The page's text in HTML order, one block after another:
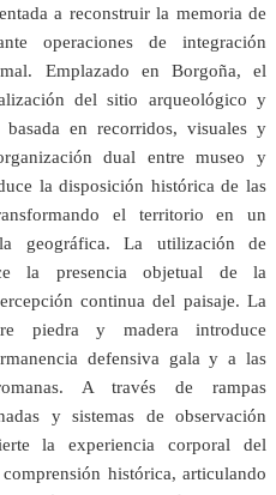
a reconstruir la memoria de
operaciones de integración
Emplazado en Borgoña, el
del sitio arqueológico y
en recorridos, visuales y
dual entre museo y
la disposición histórica de las
el territorio en un
geográfica. La utilización de
la presencia objetual de la
continua del paisaje. La
piedra y madera introduce
defensiva gala y a las
A través de rampas
y sistemas de observación
la experiencia corporal del
histórica, articulando